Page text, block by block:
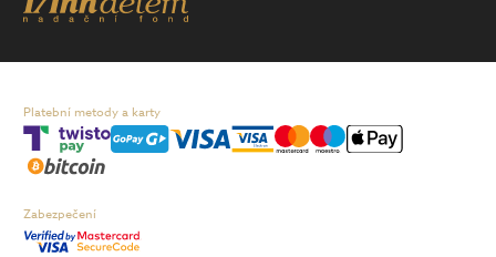
Platební metody a karty
Zabezpečení